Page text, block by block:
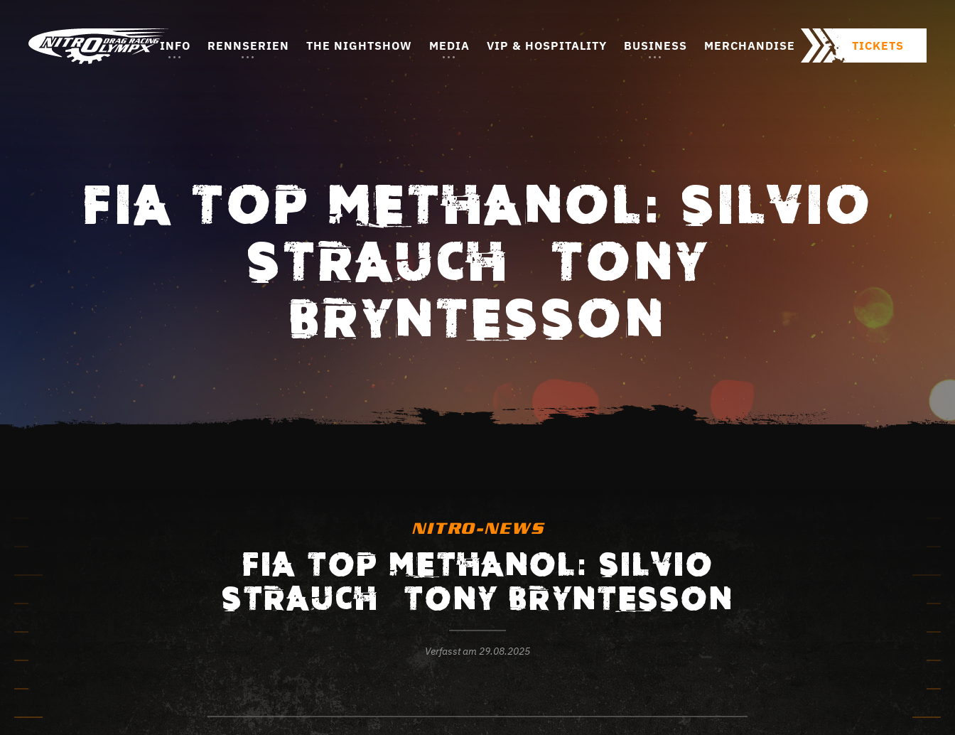
INFO RENNSERIEN THE NIGHTSHOW MEDIA VIP & HOSPITALITY BUSINESS MERCHANDISE TICKETS
FIA TOP METHANOL: SILVIO
STRAUCH – TONY
BRYNTESSON
NITRO-NEWS
FIA TOP METHANOL: SILVIO
STRAUCH – TONY BRYNTESSON
Verfasst am 29.08.2025